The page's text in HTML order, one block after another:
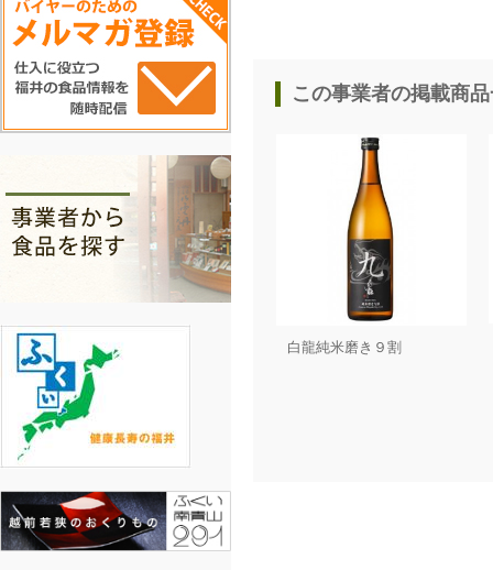
この事業者の掲載商
白龍純米磨き９割